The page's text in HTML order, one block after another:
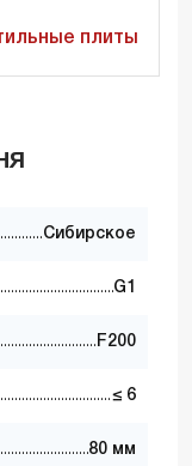
плиты
Сибирское
G1
F200
≤ 6
80 мм